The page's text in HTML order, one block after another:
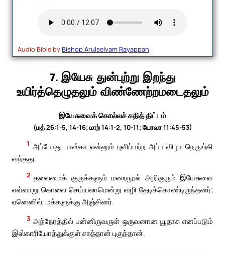
Audio Bible byBishop Arulselvam Rayappan.
7. இயேசு துன்புற்று இறந்து
உயிர்த்தெழுதலும் விண்ணேற்றமடைதலும்
இயேசுவைக் கொல்லச் சதித் திட்டம்
(மத் 26:1-5, 14-16; மாற் 14:1-2, 10-11; யோவா 11:45-53)
1 அப்போது பாஸ்கா என்னும் புளிப்பற்ற அப்ப விழா நெருங்கி
வந்தது.
2 தலைமைக் குருக்களும் மறைநூல் அறிஞரும் இயேசுவை
எவ்வாறு கொலை செய்யலாமென்று வழி தேடிக்கொண்டிருந்தனர்;
ஏனெனில், மக்களுக்கு அஞ்சினர்.
3 அந்நேரத்தில் பன்னிருவருள் ஒருவனான யூதாசு எனப்படும்
இஸ்காரியோத்துக்குள் சாத்தான் புகுந்தான்.